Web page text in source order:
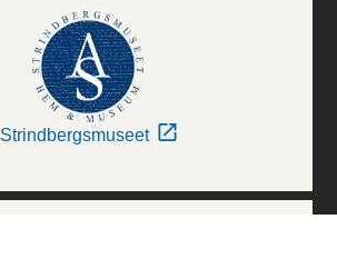
Strindbergsmuseet